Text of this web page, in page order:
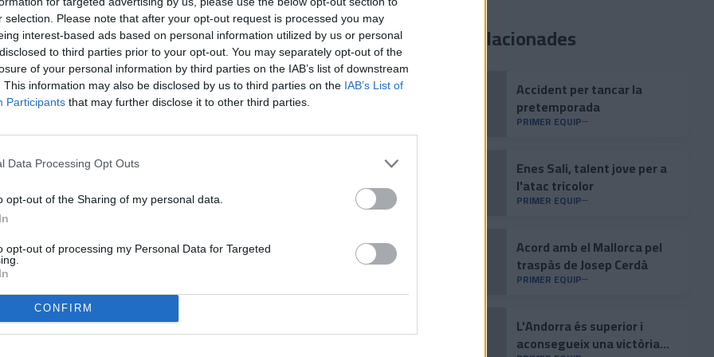
selection. Please note that after your opt-out request is processed you may
interest-based ads based on personal information utilized by us or personal
to third parties prior to your opt-out. You may separately opt-out of the
of your personal information by third parties on the IAB’s list of downstream
This information may also be disclosed by us to third parties on the IAB’s List of
Participants that may further disclose it to other third parties.
Data Processing Opt Outs
opt-out of the Sharing of my personal data.
opt-out of processing my Personal Data for Targeted
CONFIRM
no s'atura i aquest diumenge l'equip repetirà
de l'Osasuna. I el tècnic Ferran Costa s'ha
duel en un bon resultat demà.
les condicions meteorològiques, farà tot el
les properes hores com avança tot, però
jugar".
què volem ser. Jugar contra un equip
a camp contrari, llançar deu córners i
no vam tenir la capacitat de transformar
això, el més normal, i més amb els
primer tram de competició. Son menys
[...] El guió del partit l'hem d'escirure
i transmetre aquesta voluntat i
Notícies relacionades
Accident per tancar la
pretemporada
PRIMER EQUIP
Enes Sali, talent jove per a
l'atac tricolor
PRIMER EQUIP
Acord amb el Mallorca pel
traspàs de Josep Cerdà
PRIMER EQUIP
L'Andorra és superior i
aconsegueix una victòria